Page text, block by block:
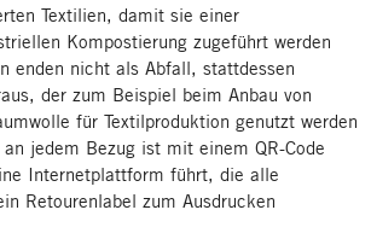
Textilien, damit sie einer
Kompostierung zugeführt werden
enden nicht als Abfall, stattdessen
der zum Beispiel beim Anbau von
für Textilproduktion genutzt werden
jedem Bezug ist mit einem QR-Code
Internetplattform führt, die alle
Retourenlabel zum Ausdrucken